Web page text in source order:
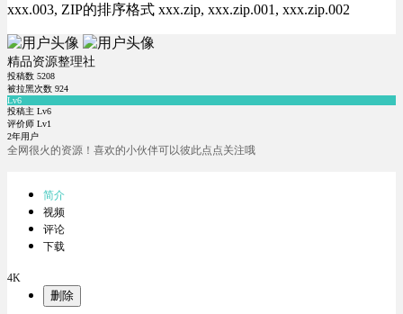
xxx.003, ZIP的排序格式 xxx.zip, xxx.zip.001, xxx.zip.002
精品资源整理社
投稿数 5208
被拉黑次数 924
Lv6
投稿主 Lv6
评价师 Lv1
2年用户
全网很火的资源！喜欢的小伙伴可以彼此点点关注哦
简介
视频
评论
下载
4K
删除